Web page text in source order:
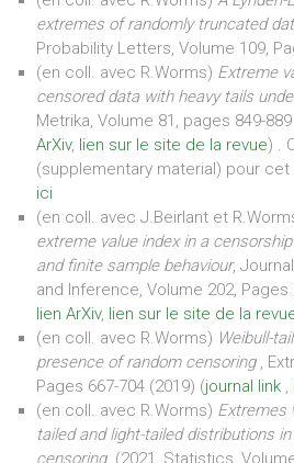
extremes of randomly truncated
Probability Letters, Volume 109,
(en coll. avec R.Worms) Extreme
censored data with heavy tails
Metrika, Volume 81, pages 849-
ArXiv, lien sur le site de la revue) .
(supplementary material) pour
ici
(en coll. avec J.Beirlant et
extreme value index in a
and finite sample behaviour,
and Inference, Volume 202, Pages
lien ArXiv, lien sur le site de la
(en coll. avec R.Worms) Weibull-
presence of random censoring,
Pages 667-704 (2019) (journal link ,
(en coll. avec R.Worms) Extremes
tailed and light-tailed distributions
censoring (2021, Statistics,